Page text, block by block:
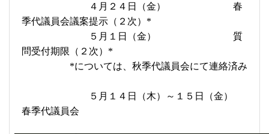
４月２４日（金） 春
季代議員会議案提示（２次） *
５月１日（金） 質
問受付期限（２次） *
*については、秋季代議員会にて連絡済み
５月１４日（木）～１５日（金）
春季代議員会